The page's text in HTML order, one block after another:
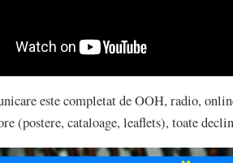
este completat de OOH, radio,
(postere, cataloage, leaflets), toate